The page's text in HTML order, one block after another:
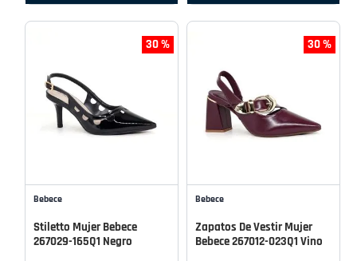
30 %
Bebece
Stiletto Mujer Bebece
267029-165Q1 Negro
30 %
Bebece
Zapatos De Vestir Mujer
Bebece 267012-023Q1 Vino